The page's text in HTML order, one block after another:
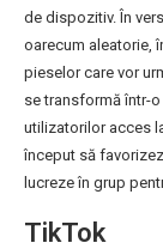
de dispozitiv. În
oarecum aleatorie,
pieselor care vor
se transformă într-
utilizatorilor acces
început să
lucreze în grup
TikTok